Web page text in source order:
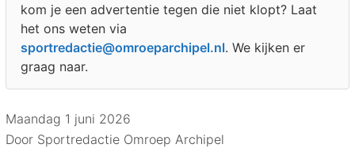
kom je een advertentie tegen die niet klopt? Laat
het ons weten via
sportredactie@omroeparchipel.nl. We kijken er
graag naar.
Maandag 1 juni 2026
Door Sportredactie Omroep Archipel